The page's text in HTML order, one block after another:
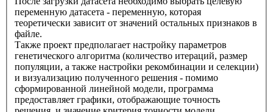
переменную датасета - переменную, которая
теоретически зависит от значений остальных признаков в
файле.
Также проект предполагает настройку параметров
генетического алгоритма (количество итераций, размер
популяции, а также настройки рекомбинации и селекции)
и визуализацию полученного решения - помимо
сформированной линейной модели, программа
предоставляет графики, отображающие точность